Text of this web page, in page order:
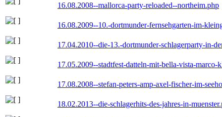
16.08.2008--mallorca-party-reloaded--northeim.php
16.08.2009--10.-dortmunder-fernsehgarten-im-
17.04.2010--die-13.-dortmunder-schlagerparty-in-
17.05.2009--stadtfest-datteln-mit-bella-vista-marco-
17.08.2008--stefan-peters-amp-axel-fischer-im-
18.02.2013--die-schlagerhits-des-jahres-in-